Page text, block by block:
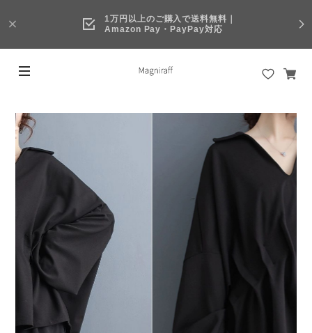
1万円以上のご購入で送料無料｜
Amazon Pay・PayPay対応